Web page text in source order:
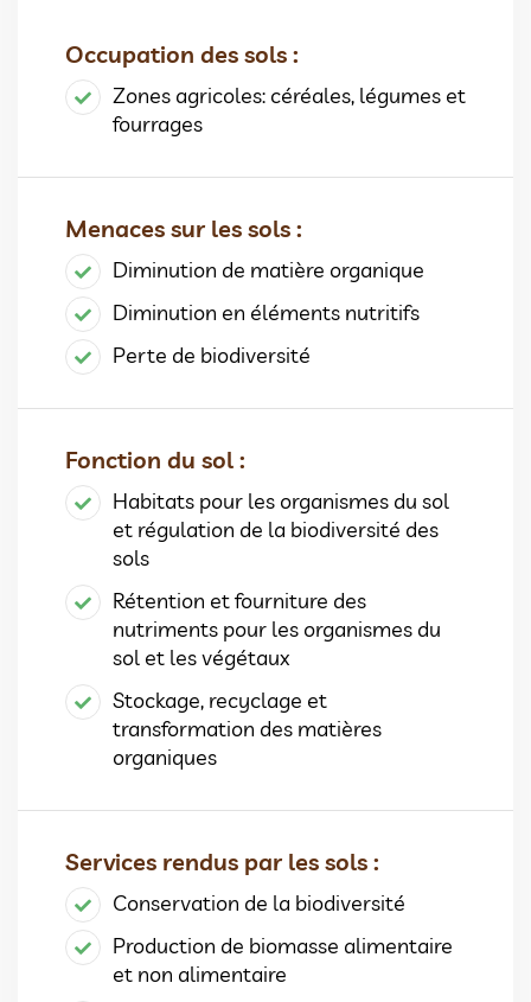
Occupation des sols :
Zones agricoles: céréales, légumes et
fourrages
Menaces sur les sols :
Diminution de matière organique
Diminution en éléments nutritifs
Perte de biodiversité
Fonction du sol :
Habitats pour les organismes du sol
et régulation de la biodiversité des
sols
Rétention et fourniture des
nutriments pour les organismes du
sol et les végétaux
Stockage, recyclage et
transformation des matières
organiques
Services rendus par les sols :
Conservation de la biodiversité
Production de biomasse alimentaire
et non alimentaire